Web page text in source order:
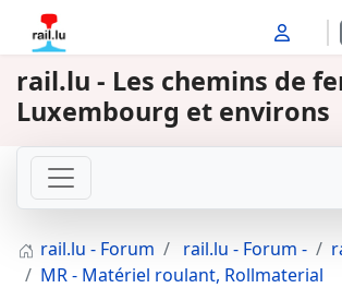
rail.lu - Les chemins de
Luxembourg et environs
rail.lu - Forum rail.lu - Forum -
MR - Matériel roulant, Rollmaterial